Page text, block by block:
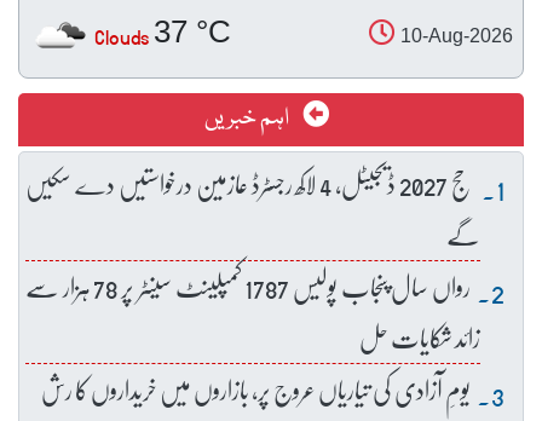
10-Aug-2026
37 °C
Clouds
اہم خبریں
حج 2027 ڈیجیٹل، 4 لاکھ رجسٹرڈ عازمین درخواستیں دے سکیں
گے
رواں سال پنجاب پولیس 1787 کمپلینٹ سینٹر پر 78 ہزار سے
زائد شکایات حل
یومِ آزادی کی تیاریاں عروج پر، بازاروں میں خریداروں کا رش